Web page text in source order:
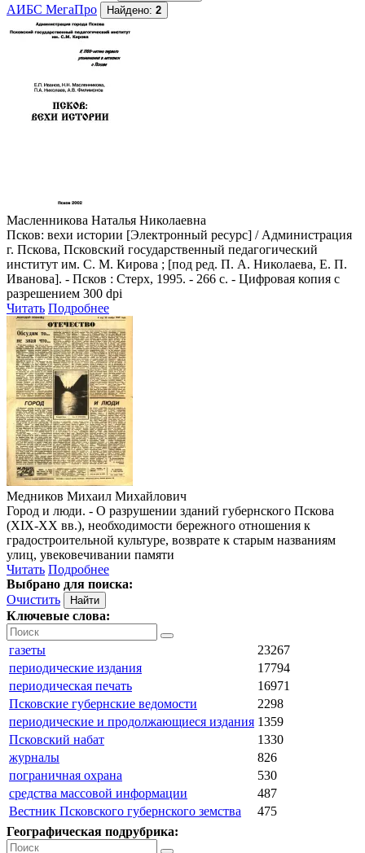
АИБС МегаПро
Найдено: 2
Масленникова Наталья Николаевна
Псков: вехи истории [Электронный ресурс] / Администрация
г. Пскова, Псковский государственный педагогический
институт им. С. М. Кирова ; [под ред. П. А. Николаева, Е. П.
Иванова]. - Псков : Стерх, 1995. - 266 с. - Цифровая копия с
разрешением 300 dpi
Читать Подробнее
Медников Михаил Михайлович
Город и люди. - О разрушении зданий губернского Пскова
(XIX-XX вв.), необходимости бережного отношения к
градостроительной культуре, возврате к старым названиям
улиц, увековечивании памяти
Читать Подробнее
Выбрано для поиска:
Очистить
Ключевые слова:
газеты
23267
периодические издания
17794
периодическая печать
16971
Псковские губернские ведомости
2298
периодические и продолжающиеся издания 1359
Псковский набат
1330
журналы
826
пограничная охрана
530
средства массовой информации
487
Вестник Псковского губернского земства
475
Географическая подрубрика: